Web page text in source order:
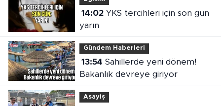
14:02YKS tercihleri için son gün
yarın
Gündem Haberleri
13:54
Bakanlık devreye giriyor
Asayiş